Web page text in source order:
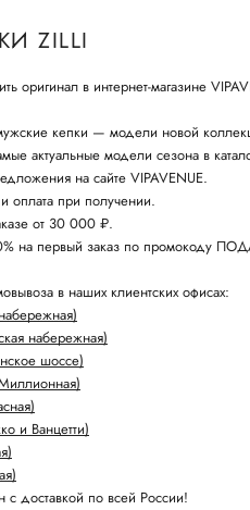
ZILLI
оригинал в интернет-магазине
кепки — модели новой
актуальные модели сезона в
на сайте VIPAVENUE.
оплата при получении.
от 30 000 ₽.
на первый заказ по промокоду
в наших клиентских офисах:
набережная)
шоссе)
и Ванцетти)
доставкой по всей России!